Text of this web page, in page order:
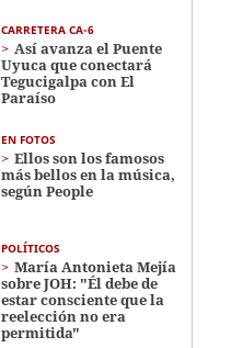
CARRETERA CA-6
Así avanza el Puente
Uyuca que conectará
Tegucigalpa con El
Paraíso
EN FOTOS
Ellos son los famosos
más bellos en la música,
según People
POLÍTICOS
María Antonieta Mejía
sobre JOH: "Él debe de
estar consciente que la
reelección no era
permitida"